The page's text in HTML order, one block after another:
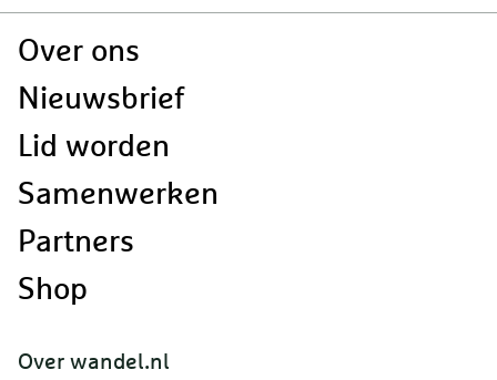
Doormat
Over ons
Nieuwsbrief
Lid worden
Samenwerken
Partners
Shop
Over wandel.nl